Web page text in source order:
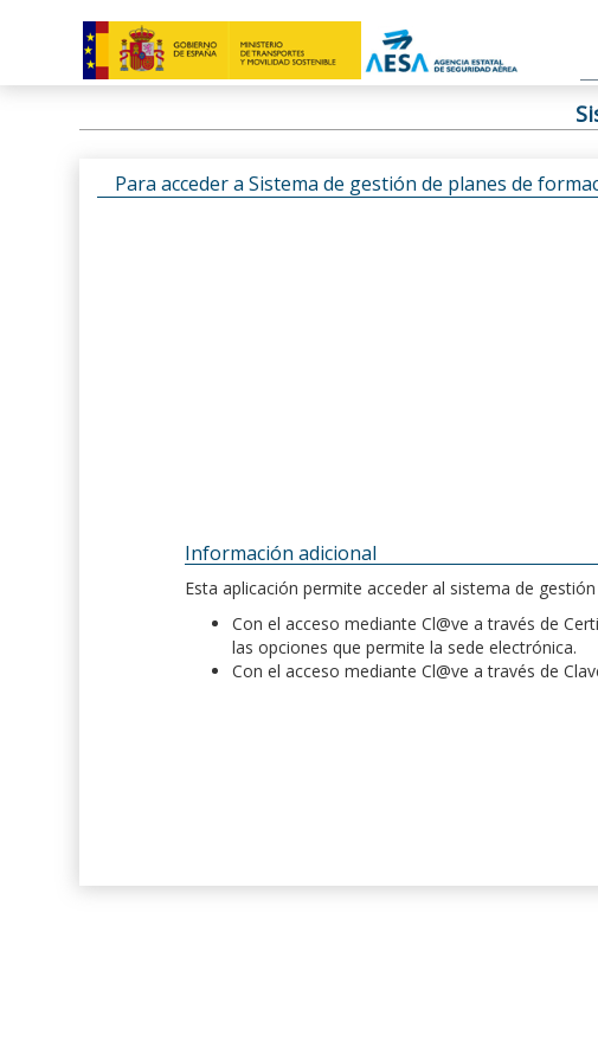
Para acceder a Sistema de gestión de planes de
Información adicional
Esta aplicación permite acceder al sistema de
Con el acceso mediante Cl@ve a través de
las opciones que permite la sede electrónica.
Con el acceso mediante Cl@ve a través de